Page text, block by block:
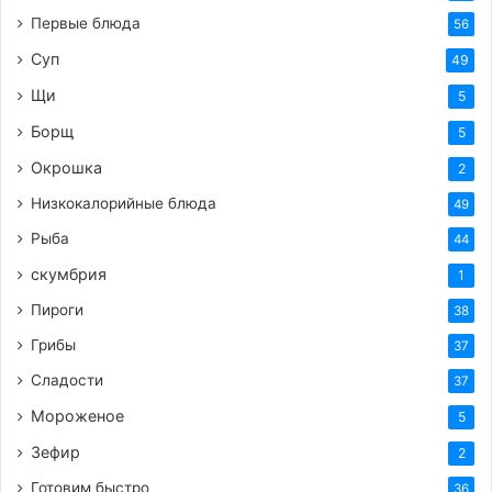
духовки и дайте немного остыть.
Творог протрите через сито или пробейте
блендером до однородной, гладкой
ванильным сахаром до пышной светлой массы.
Добавьте к яичной смеси сметану и крахмал.
Перемешайте до однородности.
Аккуратно соедините творожную массу с
получения однородного крема.
Первые блюда 56
Суп 49
Щи 5
Борщ 5
Окрошка 2
Низкокалорийные блюда 49
Рыба 44
скумбрия 1
Пироги 38
Грибы 37
Сладости 37
Мороженое 5
Зефир 2
Готовим быстро 36